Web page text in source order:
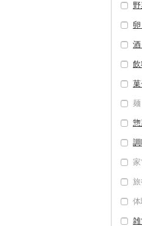
野
酒
飲
菓
麺
惣
調
家
旅
体
雑